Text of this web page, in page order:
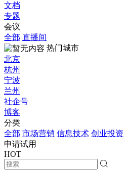
文档
专题
会议
全部 直播间
热门城市
北京
杭州
宁波
兰州
社企号
博客
分类
全部 市场营销 信息技术 创业投资
申请试用
HOT